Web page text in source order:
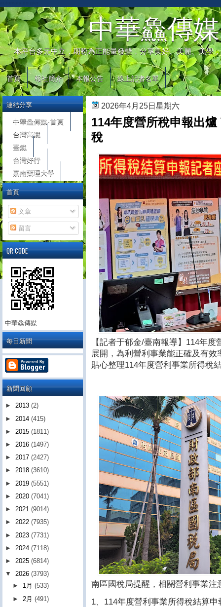
中華鱻傳媒
本平台多元中立，期盼為正能量發聲，分享美好、美麗、美學
首頁 報社簡介 本報公告 線上記者名單
2026年4月25日星期六
114年度營所稅申報出
稅
【記者于郁金/臺南報導】114年
展開，為利營利事業能正確及有
貼心整理114年度營利事業所得稅
南區國稅局提醒，相關營利事業注
1、114年度營利事業所得稅結算
連結分享
中華鱻傳媒-首頁
台灣高鐵
臺鐵
台灣好行
嘉南藥理大學
首頁
文章
留言
QR CODE
中華鱻傳媒
每日新聞
新聞回顧
► 2013 (2)
► 2014 (415)
► 2015 (1811)
► 2016 (1497)
► 2017 (2427)
► 2018 (3610)
► 2019 (5551)
► 2020 (7041)
► 2021 (9014)
► 2022 (7935)
► 2023 (7731)
► 2024 (7118)
► 2025 (6814)
▼ 2026 (3793)
► 1月(533)
► 2月(491)